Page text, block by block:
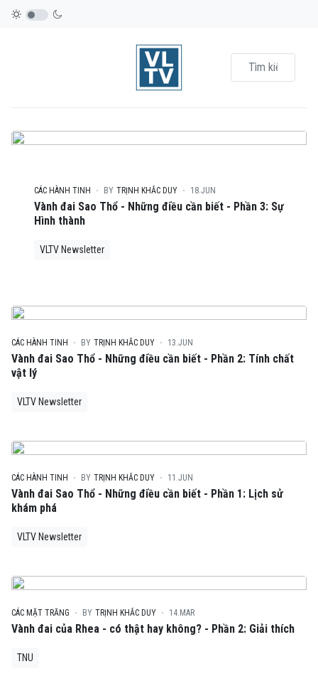
CÁC HÀNH TINH BY TRỊNH KHẮC DUY 18.JUN
Vành đai Sao Thổ - Những điều cần biết - Phần 3: Sự
Hình thành
VLTV Newsletter
CÁC HÀNH TINH BY TRỊNH KHẮC DUY 13.JUN
Vành đai Sao Thổ - Những điều cần biết - Phần 2: Tính chất
vật lý
VLTV Newsletter
CÁC HÀNH TINH BY TRỊNH KHẮC DUY 11.JUN
Vành đai Sao Thổ - Những điều cần biết - Phần 1: Lịch sử
khám phá
VLTV Newsletter
CÁC MẶT TRĂNG BY TRỊNH KHẮC DUY 14.MAR
Vành đai của Rhea - có thật hay không? - Phần 2: Giải thích
TNU